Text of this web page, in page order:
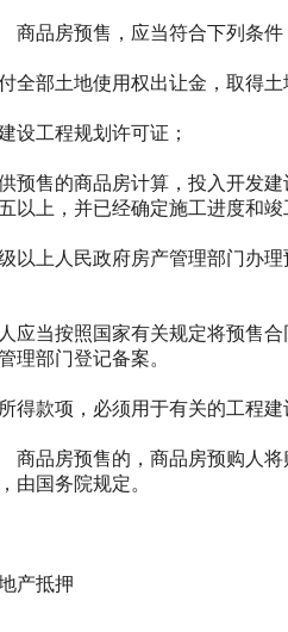
商品房预售，应当符合下列条件
付全部土地使用权出让金，取得
设工程规划许可证；
供预售的商品房计算，投入开发
以上，并已经确定施工进度和
级以上人民政府房产管理部门办
应当按照国家有关规定将预售
理部门登记备案。
得款项，必须用于有关的工程建
品房预售的，商品房预购人将
由国务院规定。
产抵押